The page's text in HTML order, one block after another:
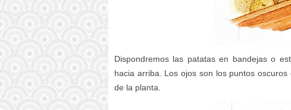
Dispondremos las patatas en bandejas o
hacia arriba. Los ojos son los puntos
de la planta.